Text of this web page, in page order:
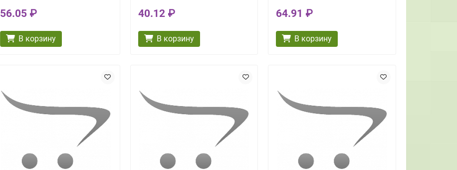
56.05 ₽
В корзину
40.12 ₽
В корзину
64.91 ₽
В корзину